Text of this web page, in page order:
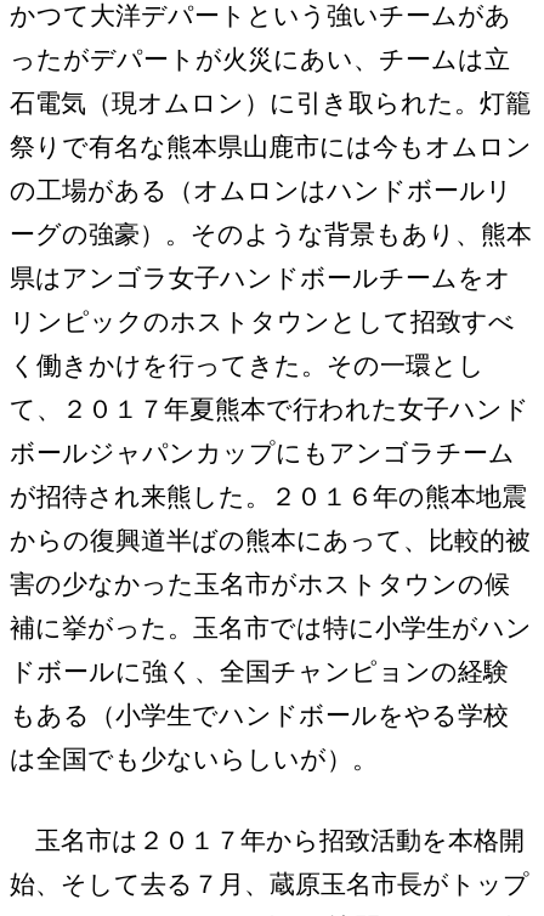
かつて大洋デパートという強いチームがあ
ったがデパートが火災にあい、チームは立
石電気（現オムロン）に引き取られた。灯籠
祭りで有名な熊本県山鹿市には今もオムロン
の工場がある（オムロンはハンドボールリ
ーグの強豪）。そのような背景もあり、熊本
県はアンゴラ女子ハンドボールチームをオ
リンピックのホストタウンとして招致すべ
く働きかけを行ってきた。その一環とし
て、２０１７年夏熊本で行われた女子ハンド
ボールジャパンカップにもアンゴラチーム
が招待され来熊した。２０１６年の熊本地震
からの復興道半ばの熊本にあって、比較的被
害の少なかった玉名市がホストタウンの候
補に挙がった。玉名市では特に小学生がハン
ドボールに強く、全国チャンピョンの経験
もある（小学生でハンドボールをやる学校
は全国でも少ないらしいが）。
玉名市は２０１７年から招致活動を本格開
始、そして去る７月、蔵原玉名市長がトップ